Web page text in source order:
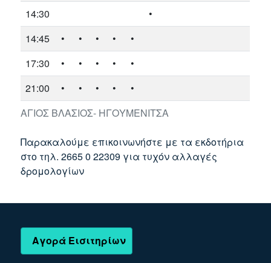
ΑΓΙΟΣ ΒΛΑΣΙΟΣ- ΗΓΟΥΜΕΝΙΤΣΑ
14:30
•
14:45
• • • •
•
17:30
• • • •
•
21:00
• • • • •
Παρακαλούμε επικοινωνήστε με τα εκδοτήρια
στο τηλ. 2665 0 22309 για τυχόν αλλαγές
δρομολογίων
Αγορά Εισιτηρίων